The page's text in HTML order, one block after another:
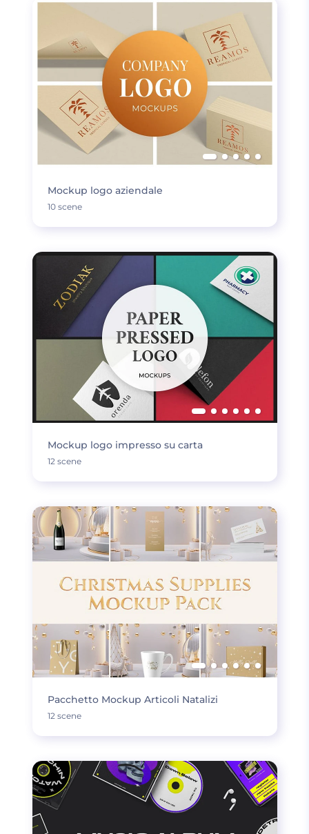
Mockup logo aziendale
10 scene
Mockup logo impresso su carta
12 scene
Pacchetto Mockup Articoli Natalizi
12 scene